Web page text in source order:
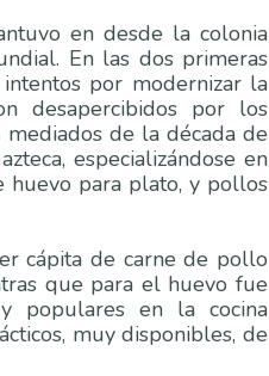
en desde la colonia
En las dos primeras
por modernizar la
desapercibidos por los
mediados de la década de
especializándose en
huevo para plato, y pollos
cápita de carne de pollo
que para el huevo fue
populares en la cocina
muy disponibles, de